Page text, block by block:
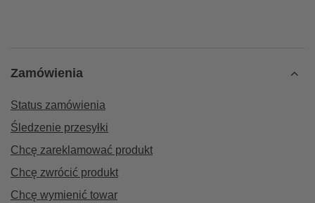
Zamówienia
Status zamówienia
Śledzenie przesyłki
Chcę zareklamować produkt
Chcę zwrócić produkt
Chcę wymienić towar